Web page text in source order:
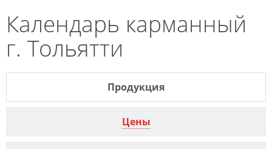
Календарь карманный
г. Тольятти
Продукция
Цены